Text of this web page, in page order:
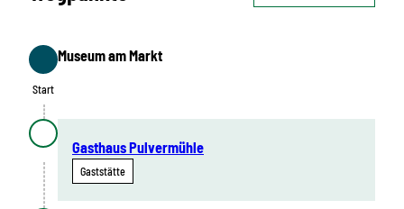
Start
Start
Museum am Markt
Gasthaus Pulvermühle
Gaststätte